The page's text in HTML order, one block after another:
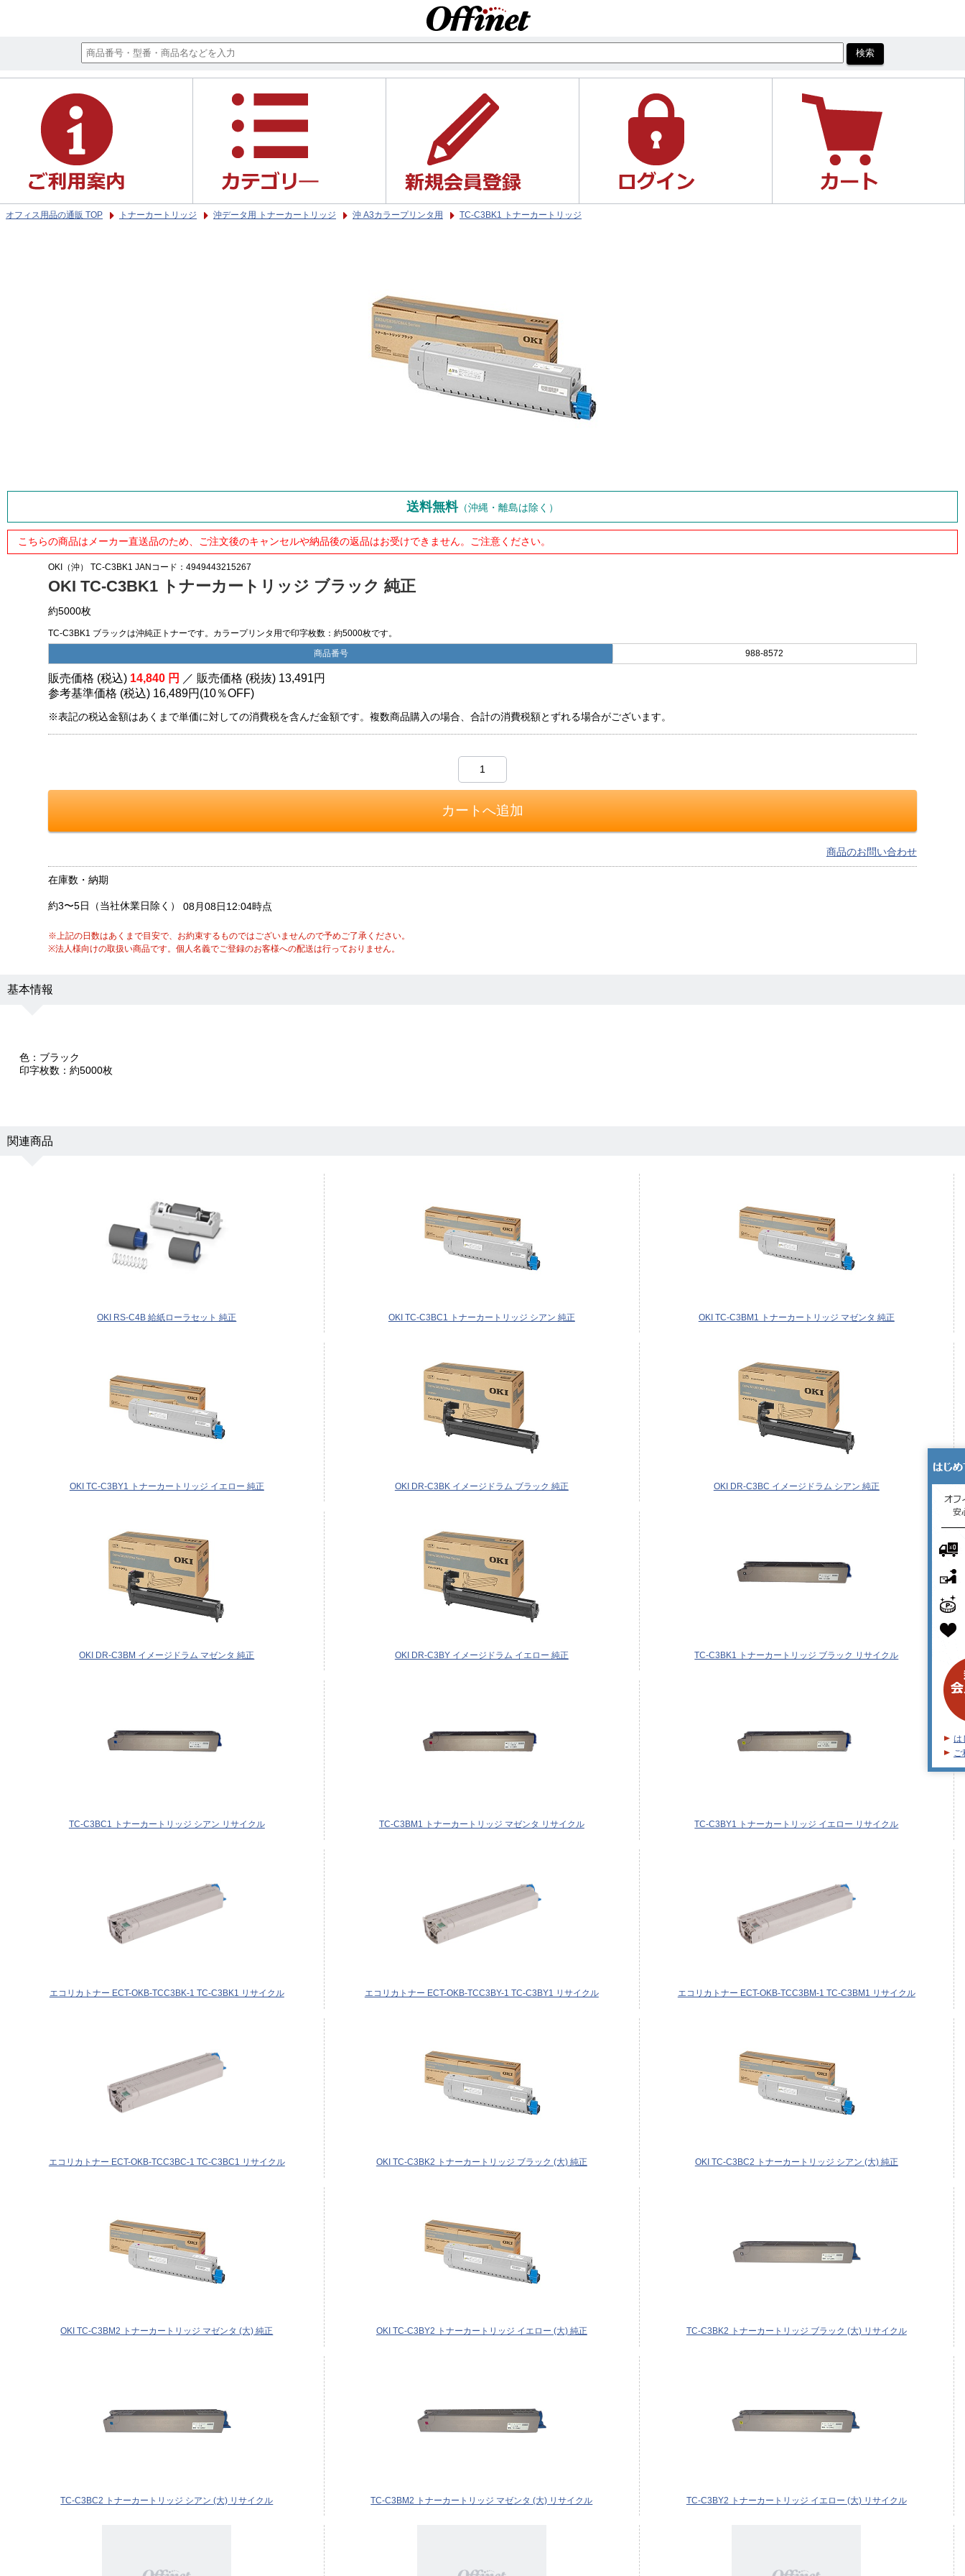
オフィス用品の通販 TOP トナーカートリッジ 沖データ用 トナーカートリッジ 沖 A3カラープリンタ用 TC-C3BK1 トナーカートリッジ
送料無料（沖縄・離島は除く）
こちらの商品はメーカー直送品のため、ご注文後のキャンセルや納品後の返品はお受けできません。ご注意ください。
OKI（沖） TC-C3BK1 JANコード：4949443215267
OKI TC-C3BK1 トナーカートリッジ ブラック 純正
約5000枚
TC-C3BK1 ブラックは沖純正トナーです。カラープリンタ用で印字枚数：約5000枚です。
商品番号 988-8572
販売価格 (税込) 14,840 円 ／ 販売価格 (税抜) 13,491円
参考基準価格 (税込) 16,489円 (10％OFF)
※表記の税込金額はあくまで単価に対しての消費税を含んだ金額です。複数商品購入の場合、合計の消費税額とずれる場合がございます。
商品のお問い合わせ
在庫数・納期
約3〜5日（当社休業日除く） 08月08日12:04時点
※上記の日数はあくまで目安で、お約束するものではございませんので予めご了承ください。
※法人様向けの取扱い商品です。個人名義でご登録のお客様への配送は行っておりません。
基本情報
色：ブラック
印字枚数：約5000枚
関連商品
OKI RS-C4B 給紙ローラセット 純正 OKI TC-C3BC1 トナーカートリッジ シアン 純正 OKI TC-C3BM1 トナーカートリッジ マゼンタ 純正
OKI TC-C3BY1 トナーカートリッジ イエロー 純正 OKI DR-C3BK イメージドラム ブラック 純正 OKI DR-C3BC イメージドラム シアン 純正
OKI DR-C3BM イメージドラム マゼンタ 純正 OKI DR-C3BY イメージドラム イエロー 純正 TC-C3BK1 トナーカートリッジ ブラック リサイクル
TC-C3BC1 トナーカートリッジ シアン リサイクル TC-C3BM1 トナーカートリッジ マゼンタ リサイクル TC-C3BY1 トナーカートリッジ イエロー リサイクル
エコリカトナー ECT-OKB-TCC3BK-1 TC-C3BK1 リサイクル エコリカトナー ECT-OKB-TCC3BY-1 TC-C3BY1 リサイクル エコリカトナー ECT-OKB-TCC3BM-1 TC-C3BM1 リサイクル
エコリカトナー ECT-OKB-TCC3BC-1 TC-C3BC1 リサイクル OKI TC-C3BK2 トナーカートリッジ ブラック (大) 純正 OKI TC-C3BC2 トナーカートリッジ シアン (大) 純正
OKI TC-C3BM2 トナーカートリッジ マゼンタ (大) 純正 OKI TC-C3BY2 トナーカートリッジ イエロー (大) 純正 TC-C3BK2 トナーカートリッジ ブラック (大) リサイクル
TC-C3BC2 トナーカートリッジ シアン (大) リサイクル TC-C3BM2 トナーカートリッジ マゼンタ (大) リサイクル TC-C3BY2 トナーカートリッジ イエロー (大) リサイクル
は
ご